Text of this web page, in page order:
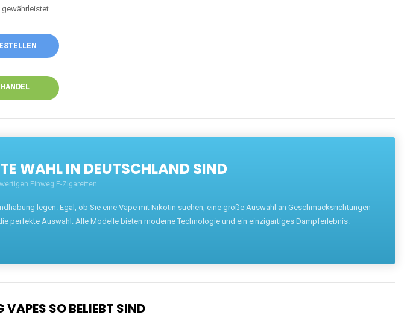
gewährleistet.
WAHL IN DEUTSCHLAND SIND
Einweg E-Zigaretten.
legen. Egal, ob Sie eine Vape mit Nikotin suchen, eine große Auswahl an Geschmacksrichtungen
perfekte Auswahl. Alle Modelle bieten moderne Technologie und ein einzigartiges Dampferlebnis.
VAPES SO BELIEBT SIND